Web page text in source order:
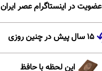
عضویت در اینستاگرام عصر ایران
۱۵ سال پیش در چنین روزی
این لحظه با حافظ